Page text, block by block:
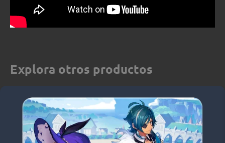
Explora otros productos